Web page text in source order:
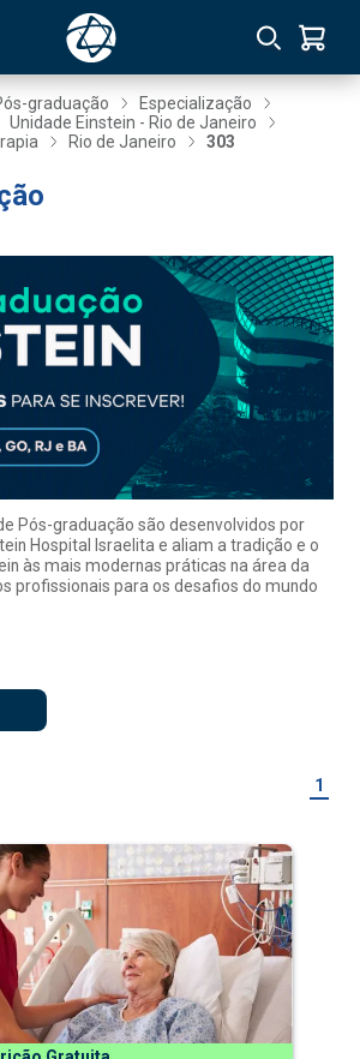
graduação
Especialização
Unidade Einstein - Rio de Janeiro
Rio de Janeiro 303
Pós-graduação são desenvolvidos por
Hospital Israelita e aliam a tradição e o
às mais modernas práticas na área da
profissionais para os desafios do mundo
1